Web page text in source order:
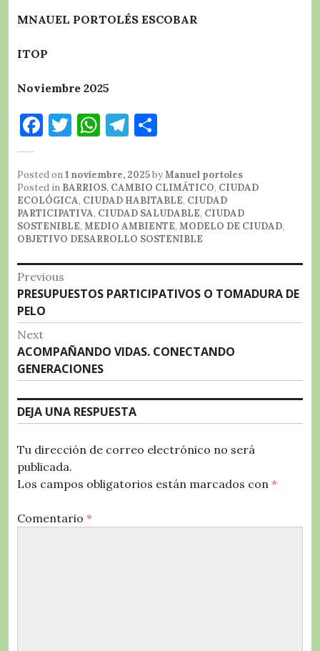
MNAUEL PORTOLÉS ESCOBAR
ITOP
Noviembre 2025
F
c
e
b
o
o
k
T
it
te
r
W
at
s
A
p
p
T
e
g
r
a
m
m
p
a
rt
ir
Posted on1 noviembre, 2025byManuel portoles
Posted in BARRIOS, CAMBIO CLIMÁTICO, CIUDAD
ECOLÓGICA, CIUDAD HABITABLE, CIUDAD
PARTICIPATIVA, CIUDAD SALUDABLE, CIUDAD
SOSTENIBLE, MEDIO AMBIENTE, MODELO DE CIUDAD,
OBJETIVO DESARROLLO SOSTENIBLE
Navegación
de
entradas
Previous
Previous
post:
PRESUPUESTOS PARTICIPATIVOS O TOMADURA DE
PELO
Next
Next
post:
ACOMPAÑANDO VIDAS. CONECTANDO
GENERACIONES
DEJA UNA RESPUESTA
Tu dirección de correo electrónico no será
publicada.
Los campos obligatorios están marcados con *
Comentario *